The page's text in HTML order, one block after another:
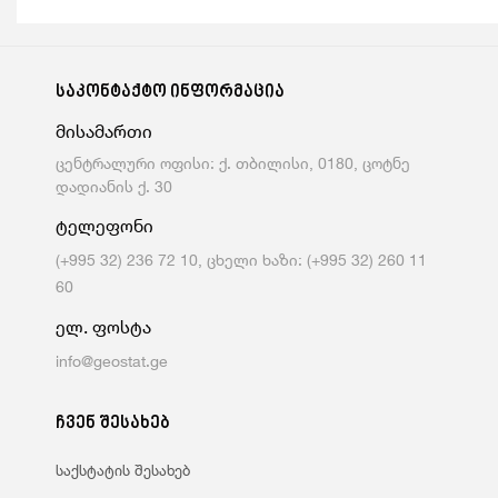
საკონტაქტო ინფორმაცია
მისამართი
ცენტრალური ოფისი: ქ. თბილისი, 0180, ცოტნე
დადიანის ქ. 30
ტელეფონი
(+995 32) 236 72 10, ცხელი ხაზი: (+995 32) 260 11
60
ელ. ფოსტა
info@geostat.ge
ჩვენ შესახებ
საქსტატის შესახებ